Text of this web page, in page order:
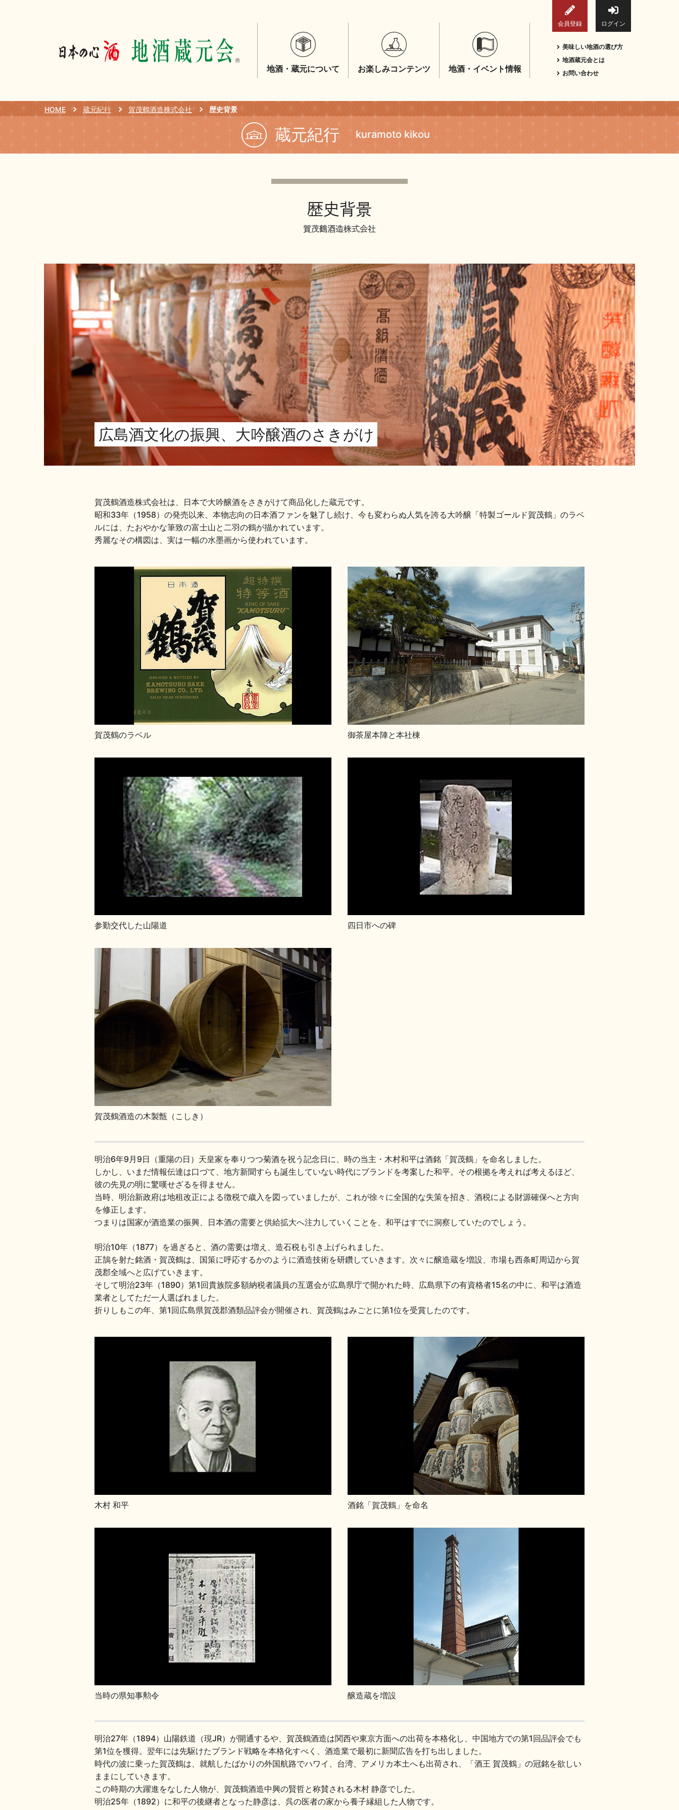
会員登録 ログイン
地酒・蔵元について お楽しみコンテンツ 地酒・イベント情報
美味しい地酒の選び方
地酒蔵元会とは
お問い合わせ
HOME 蔵元紀行 賀茂鶴酒造株式会社 歴史背景
蔵元紀行 kuramoto kikou
歴史背景
賀茂鶴酒造株式会社
広島酒文化の振興、大吟醸酒のさきがけ
賀茂鶴酒造株式会社は、日本で大吟醸酒をさきがけて商品化した蔵元です。
昭和33年（1958）の発売以来、本物志向の日本酒ファンを魅了し続け、今も変わらぬ人気を誇る大吟醸「特製ゴールド賀茂鶴」のラベ
ルには、たおやかな筆致の富士山と二羽の鶴が描かれています。
秀麗なその構図は、実は一幅の水墨画から使われています。
賀茂鶴のラベル 御茶屋本陣と本社棟
参勤交代した山陽道 四日市への碑
賀茂鶴酒造の木製甑（こしき）
明治6年9月9日（重陽の日）天皇家を奉りつつ菊酒を祝う記念日に、時の当主・木村和平は酒銘「賀茂鶴」を命名しました。
しかし、いまだ情報伝達は口づて、地方新聞すらも誕生していない時代にブランドを考案した和平。その根拠を考えれば考えるほど、
彼の先見の明に驚嘆せざるを得ません。
当時、明治新政府は地租改正による徴税で歳入を図っていましたが、これが徐々に全国的な失策を招き、酒税による財源確保へと方向
を修正します。
つまりは国家が酒造業の振興、日本酒の需要と供給拡大へ注力していくことを、和平はすでに洞察していたのでしょう。
明治10年（1877）を過ぎると、酒の需要は増え、造石税も引き上げられました。
正鵠を射た銘酒・賀茂鶴は、国策に呼応するかのように酒造技術を研鑽していきます。次々に醸造蔵を増設、市場も西条町周辺から賀
茂郡全域へと広げていきます。
そして明治23年（1890）第1回貴族院多額納税者議員の互選会が広島県庁で開かれた時、広島県下の有資格者15名の中に、和平は酒造
業者としてただ一人選ばれました。
折りしもこの年、第1回広島県賀茂郡酒類品評会が開催され、賀茂鶴はみごとに第1位を受賞したのです。
木村 和平 酒銘「賀茂鶴」を命名
当時の県知事勲令 醸造蔵を増設
明治27年（1894）山陽鉄道（現JR）が開通するや、賀茂鶴酒造は関西や東京方面への出荷を本格化し、中国地方での第1回品評会でも
第1位を獲得。翌年には先駆けたブランド戦略を本格化すべく、酒造業で最初に新聞広告を打ち出しました。
時代の波に乗った賀茂鶴は、就航したばかりの外国航路でハワイ、台湾、アメリカ本土へも出荷され、「酒王 賀茂鶴」の冠銘を欲しい
ままにしていきます。
この時期の大躍進をなした人物が、賀茂鶴酒造中興の賢哲と称賛される木村 静彦でした。
明治25年（1892）に和平の後継者となった静彦は、呉の医者の家から養子縁組した人物です。